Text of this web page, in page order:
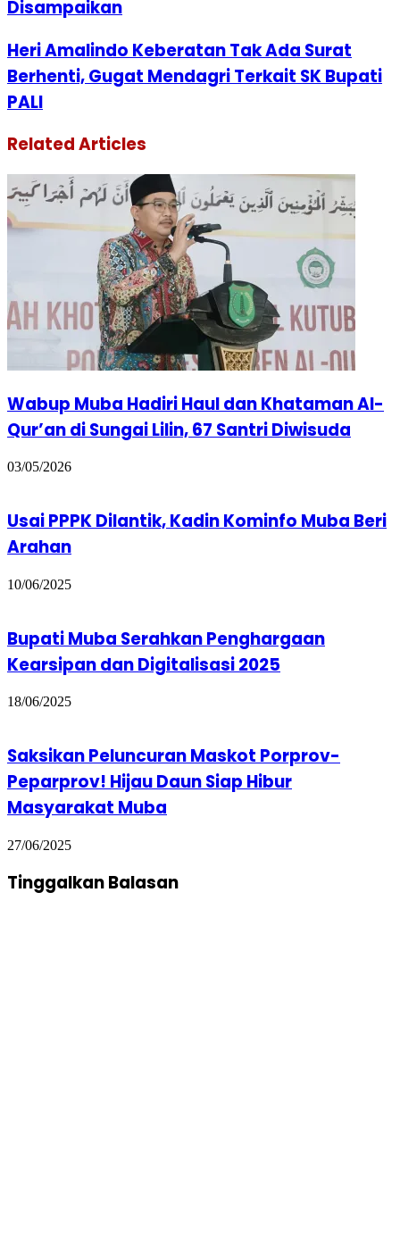
Disampaikan
Heri Amalindo Keberatan Tak Ada Surat
Berhenti, Gugat Mendagri Terkait SK Bupati
PALI
Related Articles
Wabup Muba Hadiri Haul dan Khataman Al-
Qur’an di Sungai Lilin, 67 Santri Diwisuda
03/05/2026
Usai PPPK Dilantik, Kadin Kominfo Muba Beri
Arahan
10/06/2025
Bupati Muba Serahkan Penghargaan
Kearsipan dan Digitalisasi 2025
18/06/2025
Saksikan Peluncuran Maskot Porprov-
Peparprov! Hijau Daun Siap Hibur
Masyarakat Muba
27/06/2025
Tinggalkan Balasan